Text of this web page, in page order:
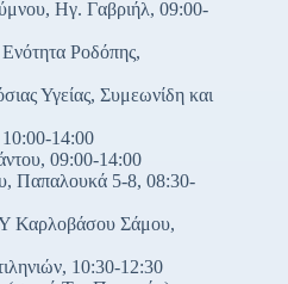
Ηγ. Γαβριήλ, 09:00-
Ροδόπης,
Υγείας, Συμεωνίδη και
14:00
09:00-14:00
Παπαλουκά 5-8, 08:30-
Καρλοβάσου Σάμου,
10:30-12:30